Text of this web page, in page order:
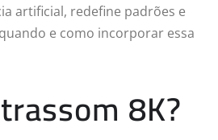
artificial, redefine padrões e
e como incorporar essa
8K?